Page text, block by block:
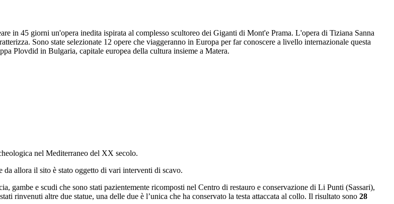
in 45 giorni un'opera inedita ispirata al complesso scultoreo dei Giganti di Mont'e Prama. L'opera di Tiziana Sanna
Sono state selezionate 12 opere che viaggeranno in Europa per far conoscere a livello internazionale questa
Plovdid in Bulgaria, capitale europea della cultura insieme a Matera.
nel Mediterraneo del XX secolo.
da allora il sito è stato oggetto di vari interventi di scavo.
gambe e scudi che sono stati pazientemente ricomposti nel Centro di restauro e conservazione di Li Punti (Sassari),
rinvenuti altre due statue, una delle due è l’unica che ha conservato la testa attaccata al collo. Il risultato sono 28